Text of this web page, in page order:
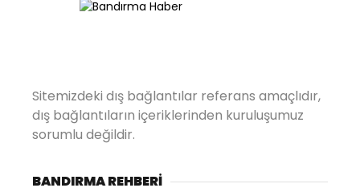
Sitemizdeki dış bağlantılar referans amaçlıdır,
dış bağlantıların içeriklerinden kuruluşumuz
sorumlu değildir.
BANDIRMA REHBERİ